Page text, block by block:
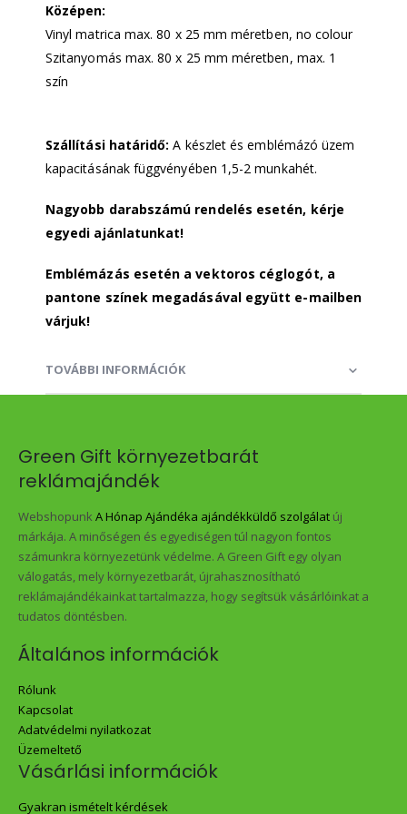
Középen:
Vinyl matrica max. 80 x 25 mm méretben, no colour
Szitanyomás max. 80 x 25 mm méretben, max. 1
szín
Szállítási határidő:A készlet és emblémázó üzem
kapacitásának függvényében 1,5-2 munkahét.
Nagyobb darabszámú rendelés esetén, kérje
egyedi ajánlatunkat!
Emblémázás esetén a vektoros céglogót, a
pantone színek megadásával együtt e-mailben
várjuk!
TOVÁBBI INFORMÁCIÓK
Green Gift környezetbarát
reklámajándék
Webshopunk A Hónap Ajándéka ajándékküldő szolgálat új
márkája. A minőségen és egyediségen túl nagyon fontos
számunkra környezetünk védelme. A Green Gift egy olyan
válogatás, mely környezetbarát, újrahasznosítható
reklámajándékainkat tartalmazza, hogy segítsük vásárlóinkat a
tudatos döntésben.
Általános információk
Rólunk
Kapcsolat
Adatvédelmi nyilatkozat
Üzemeltető
Vásárlási információk
Gyakran ismételt kérdések